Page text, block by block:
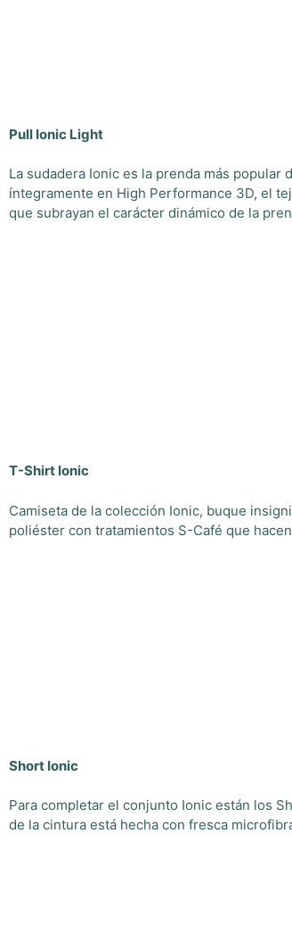
Pull Ionic Light
La sudadera Ionic es la prenda más
íntegramente en High Performance 3D, el
que subrayan el carácter dinámico de la
T-Shirt Ionic
Camiseta de la colección Ionic, buque
poliéster con tratamientos S-Café que
Short Ionic
Para completar el conjunto Ionic están los
de la cintura está hecha con fresca